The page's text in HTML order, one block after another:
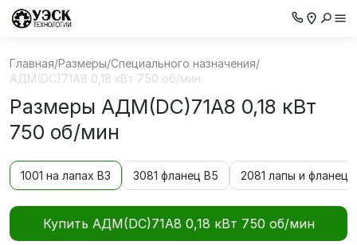
Главная/Размеры/Специального назначения/
АДМ(DC)71А8 0,18 кВт 750 об/мин
Размеры АДМ(DC)71А8 0,18 кВт
750 об/мин
Купить АДМ(DC)71А8 0,18 кВт 750 об/мин
1001 на лапах В3 3081 фланец В5 2081 лапы и фланец